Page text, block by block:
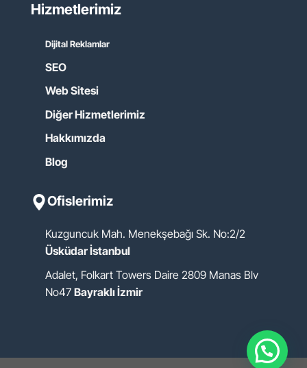
Hizmetlerimiz
Dijital Reklamlar
SEO
Web Sitesi
Diğer Hizmetlerimiz
Hakkımızda
Blog
Ofislerimiz
Kuzguncuk Mah. Menekşebağı Sk. No:2/2
Üsküdar İstanbul
Adalet, Folkart Towers Daire 2809 Manas Blv
No47 Bayraklı İzmir